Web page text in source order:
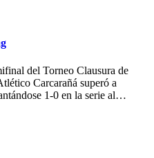
del Torneo Clausura de
Carcarañá superó a
1-0 en la serie al…